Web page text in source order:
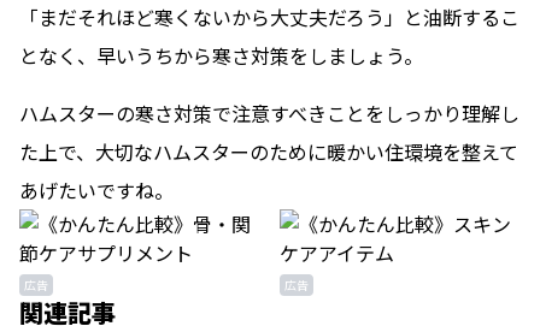
「まだそれほど寒くないから大丈夫だろう」と油断するこ
となく、早いうちから寒さ対策をしましょう。
ハムスターの寒さ対策で注意すべきことをしっかり理解し
た上で、大切なハムスターのために暖かい住環境を整えて
あげたいですね。
広告 広告
関連記事